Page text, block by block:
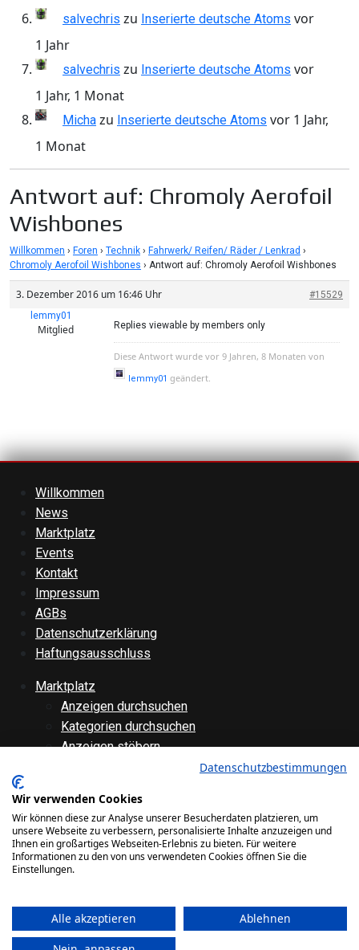
salvechris zu Inserierte deutsche Atoms vor
1 Jahr
salvechris zu Inserierte deutsche Atoms vor
1 Jahr, 1 Monat
Micha zu Inserierte deutsche Atoms vor 1 Jahr,
1 Monat
Antwort auf: Chromoly Aerofoil
Wishbones
Willkommen › Foren › Technik › Fahrwerk/ Reifen/ Räder / Lenkrad ›
Chromoly Aerofoil Wishbones › Antwort auf: Chromoly Aerofoil Wishbones
3. Dezember 2016 um 16:46 Uhr
#15529
lemmy01
Mitglied Replies viewable by members only
Diese Antwort wurde vor 9 Jahren, 8 Monaten von
lemmy01 geändert.
Willkommen
News
Marktplatz
Events
Kontakt
Impressum
AGBs
Datenschutzerklärung
Haftungsausschluss
Marktplatz
Anzeigen durchsuchen
Kategorien durchsuchen
Anzeigen stöbern
Forenübersicht
Technik
Verschiedenes
Websiteinternes
Bilder
Videos
Datenschutzbestimmungen
Wir verwenden Cookies
Wir können diese zur Analyse unserer Besucherdaten platzieren, um
unsere Webseite zu verbessern, personalisierte Inhalte anzuzeigen und
Ihnen ein großartiges Webseiten-Erlebnis zu bieten. Für weitere
Informationen zu den von uns verwendeten Cookies öffnen Sie die
Einstellungen.
Alle akzeptieren
Ablehnen